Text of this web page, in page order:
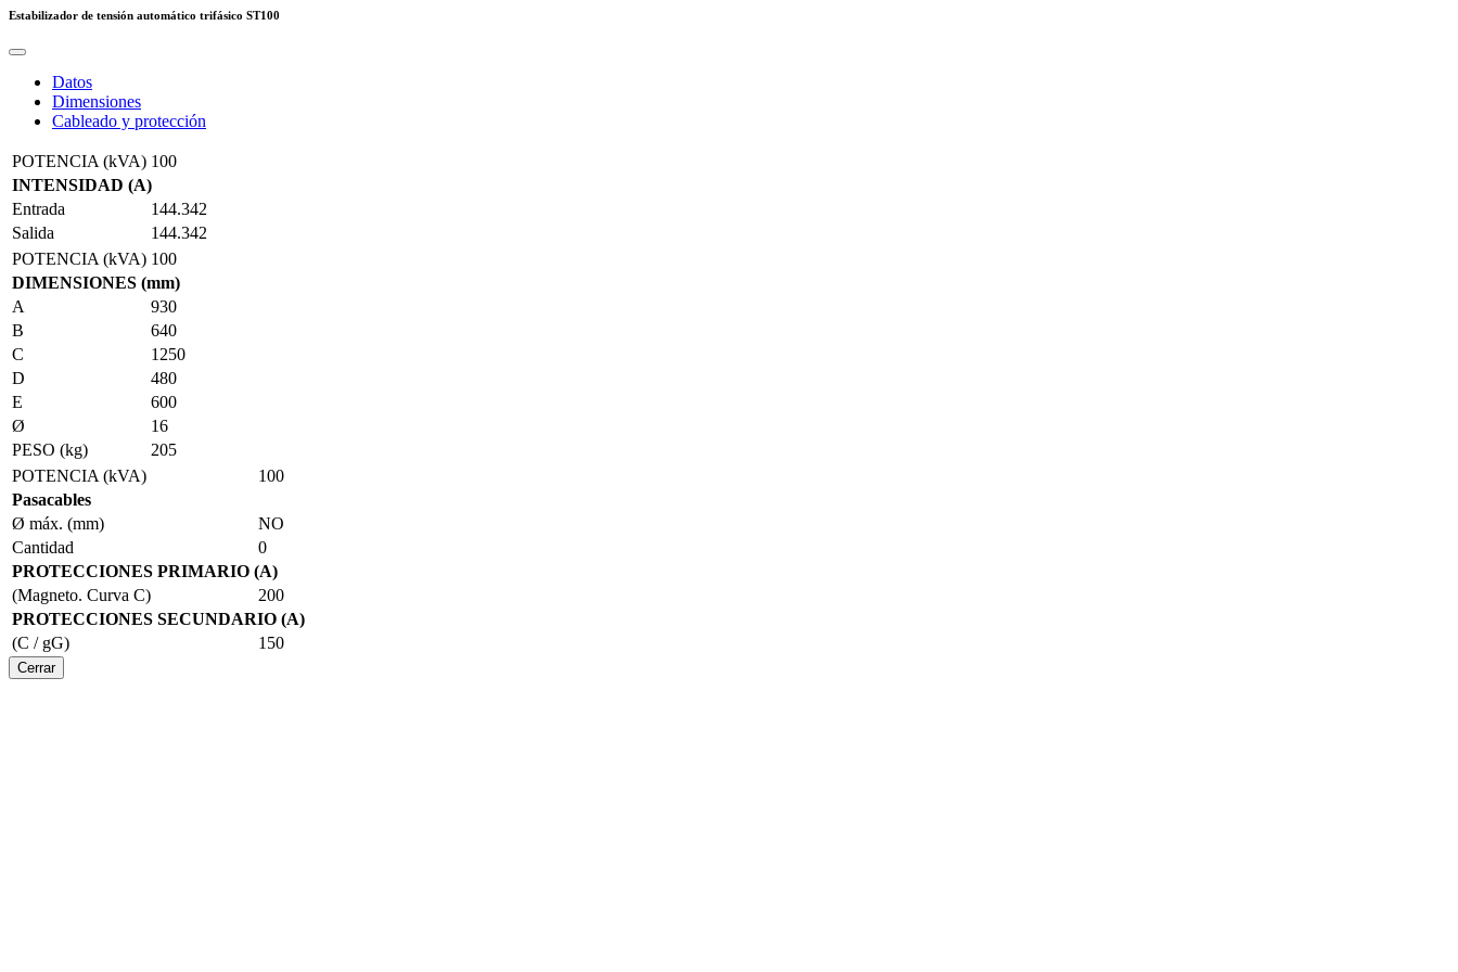
Estabilizador de tensión automático trifásico ST100
Datos
Dimensiones
Cableado y protección
POTENCIA (kVA) 100
INTENSIDAD (A)
Entrada
144.342
Salida
144.342
POTENCIA (kVA) 100
DIMENSIONES (mm)
A
930
B
640
C
1250
D
480
E
600
Ø
16
PESO (kg)
205
POTENCIA (kVA)
100
Pasacables
Ø máx. (mm)
NO
Cantidad
0
PROTECCIONES PRIMARIO (A)
(Magneto. Curva C)
200
PROTECCIONES SECUNDARIO (A)
(C / gG)
150
Cerrar